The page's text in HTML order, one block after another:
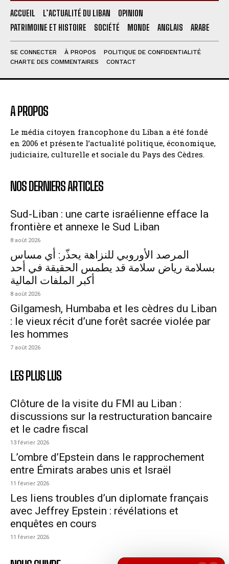
ACCUEIL L’ACTUALITÉ DU LIBAN
OPINION
PATRIMOINE ET HISTOIRE
SOCIÉTÉ MONDE ANGLAIS ARABE
SE CONNECTER À PROPOS
POLITIQUE DE CONFIDENTIALITÉ
CHARTE DES COMMENTAIRES
CONTACT
A PROPOS
Le média citoyen francophone du Liban a été fondé
en 2006 et présente l’actualité politique, économique,
judiciaire, culturelle et sociale du Pays des Cèdres.
NOS DERNIERS ARTICLES
Sud-Liban : une carte israélienne efface la
frontière et annexe le Sud Liban
8 août 2026
المرصد الأوروبي للنزاهة يحذّر: أي مساس
بسلامة رياض سلامة قد يطمس الحقيقة في أحد
أكبر الملفات المالية
8 août 2026
Gilgamesh, Humbaba et les cèdres du Liban
: le vieux récit d’une forêt sacrée violée par
les hommes
7 août 2026
LES PLUS LUS
Clôture de la visite du FMI au Liban :
discussions sur la restructuration bancaire
et le cadre fiscal
13 février 2026
L’ombre d’Epstein dans le rapprochement
entre Émirats arabes unis et Israël
11 février 2026
Les liens troubles d’un diplomate français
avec Jeffrey Epstein : révélations et
enquêtes en cours
11 février 2026